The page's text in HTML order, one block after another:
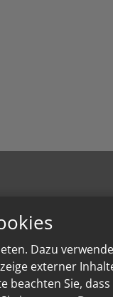
Dazu
externer
beachten Sie,